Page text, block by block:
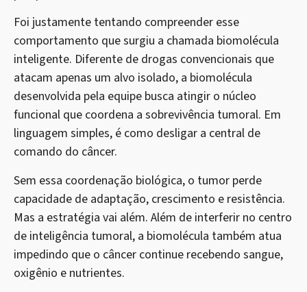
Foi justamente tentando compreender esse
comportamento que surgiu a chamada biomolécula
inteligente. Diferente de drogas convencionais que
atacam apenas um alvo isolado, a biomolécula
desenvolvida pela equipe busca atingir o núcleo
funcional que coordena a sobrevivência tumoral. Em
linguagem simples, é como desligar a central de
comando do câncer.
Sem essa coordenação biológica, o tumor perde
capacidade de adaptação, crescimento e resistência.
Mas a estratégia vai além. Além de interferir no centro
de inteligência tumoral, a biomolécula também atua
impedindo que o câncer continue recebendo sangue,
oxigênio e nutrientes.